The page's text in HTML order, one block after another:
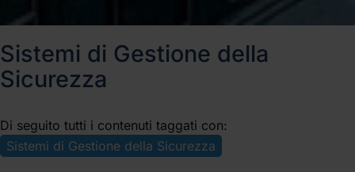
Sistemi di Gestione della
Sicurezza
Di seguito tutti i contenuti taggati con:
Sistemi di Gestione della Sicurezza